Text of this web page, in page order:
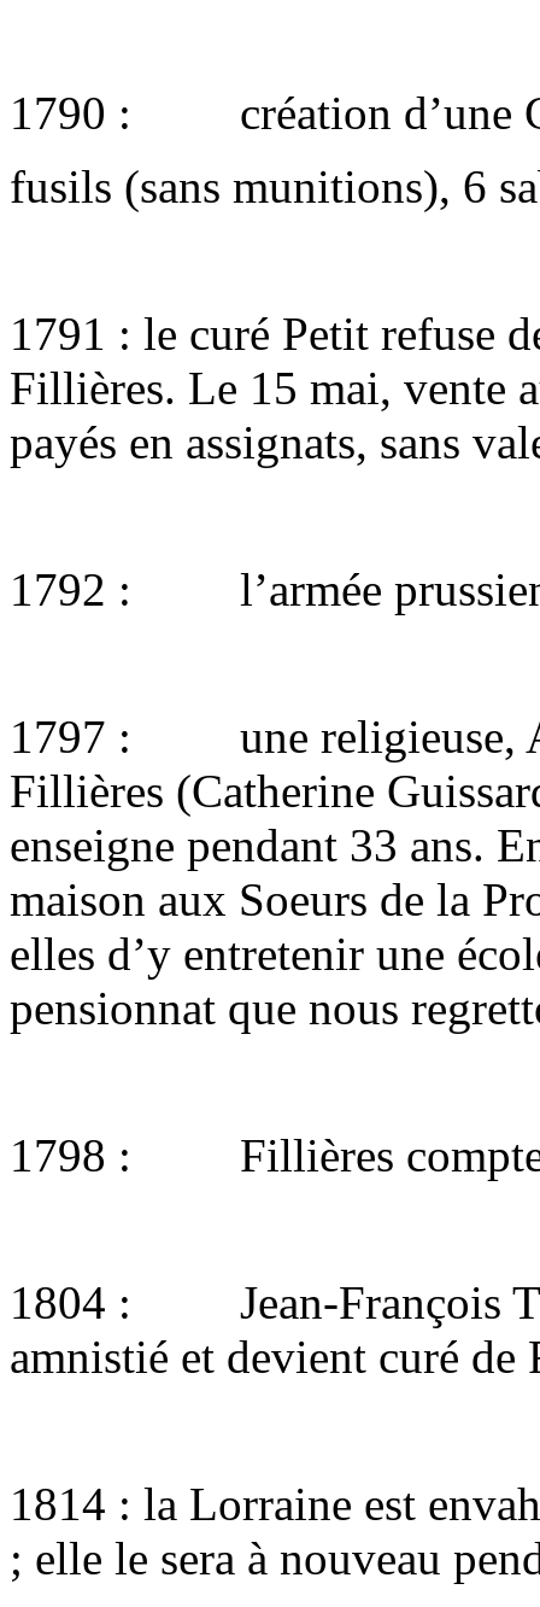
1790 : création d’une
fusils (sans munitions), 6
1791 : le curé Petit refuse
Fillières. Le 15 mai, vente
payés en assignats, sans
1792 : l’armée
1797 : une religieuse,
Fillières (Catherine
enseigne pendant 33 ans.
maison aux Soeurs de la
elles d’y entretenir une
pensionnat que nous
1798 : Fillières compte
1804 : Jean-François
amnistié et devient curé de
1814 : la Lorraine est
; elle le sera à nouveau